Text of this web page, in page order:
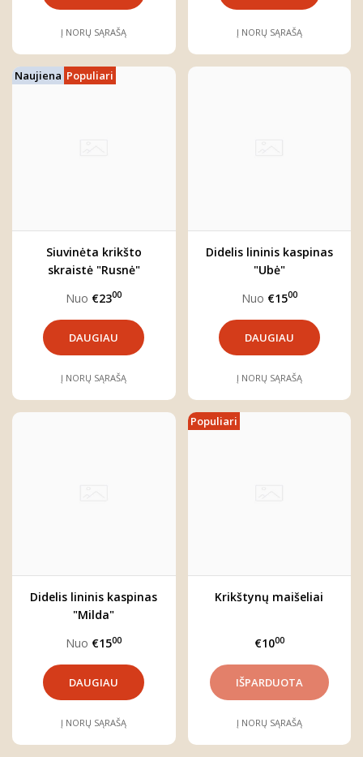
Į NORŲ SĄRAŠĄ Į NORŲ SĄRAŠĄ
Naujiena Populiari
Siuvinėta krikšto
skraistė "Rusnė"
Nuo €2300
DAUGIAU
Į NORŲ SĄRAŠĄ
Didelis lininis kaspinas
"Ubė"
Nuo €1500
DAUGIAU
Į NORŲ SĄRAŠĄ
Didelis lininis kaspinas
"Milda"
Nuo €1500
DAUGIAU
Į NORŲ SĄRAŠĄ
Populiari
Krikštynų maišeliai
€1000
Į NORŲ SĄRAŠĄ